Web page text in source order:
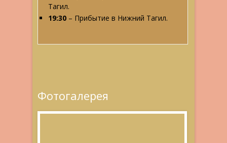
Тагил.
19:30 – Прибытие в Нижний Тагил.
Фотогалерея